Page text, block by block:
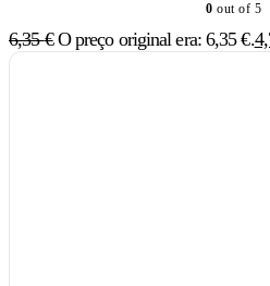
0 out of 5
6,35€ O preço original era: 6,35 €.